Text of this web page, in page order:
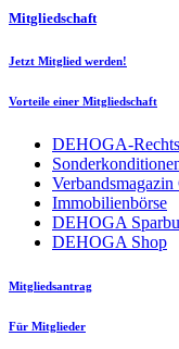
Mitgliedschaft
Jetzt Mitglied werden!
Vorteile einer Mitgliedschaft
DEHOGA-
Immobilienbörse
DEHOGA
DEHOGA Shop
Mitgliedsantrag
Für Mitglieder